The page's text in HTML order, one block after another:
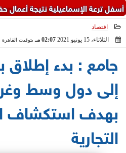
نتيجة أعمال حفر دون
اقتصاد
الثلاثاء، 15 يونيو 2021
02:07 مـ بتوقيت القاهرة
جامع : بدء إطلاق
إلى دول وسط
بهدف استكشاف
التجارية